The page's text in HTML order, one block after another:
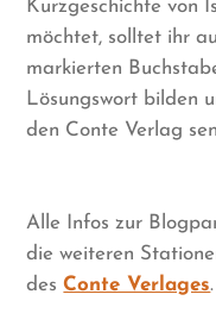
Kurzgeschichte von
möchtet, solltet ihr
markierten
Lösungswort bilden
den Conte Verlag
Alle Infos zur
die weiteren
desConte Verlages.